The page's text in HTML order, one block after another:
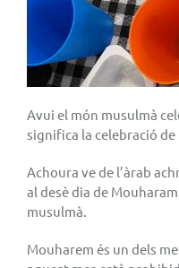
Avui el món musulmà
significa la celebració
Achoura ve de l’àrab
al desè dia de
musulmà.
Mouharem és un dels